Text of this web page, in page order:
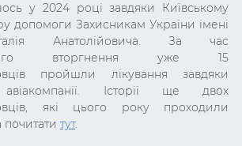
у 2024 році завдяки
Київському
допомоги Захисникам України імені
Анатолійовича. За час
вторгнення уже 15
пройшли лікування завдяки
авіакомпанії. Історії ще двох
які цього року проходили
тут.